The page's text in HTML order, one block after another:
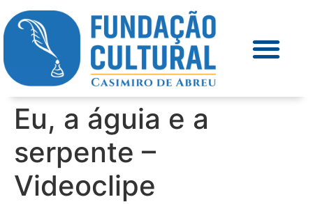
Eu, a águia e a
serpente –
Videoclipe